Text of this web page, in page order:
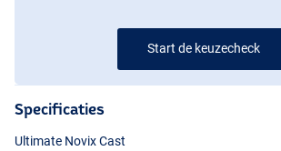
Start de keuzecheck
Specificaties
Ultimate Novix Cast